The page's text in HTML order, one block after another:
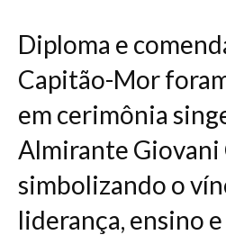
Diploma e
Capitão-Mor
em cerimônia
Almirante Giovani
simbolizando o
liderança, ensino